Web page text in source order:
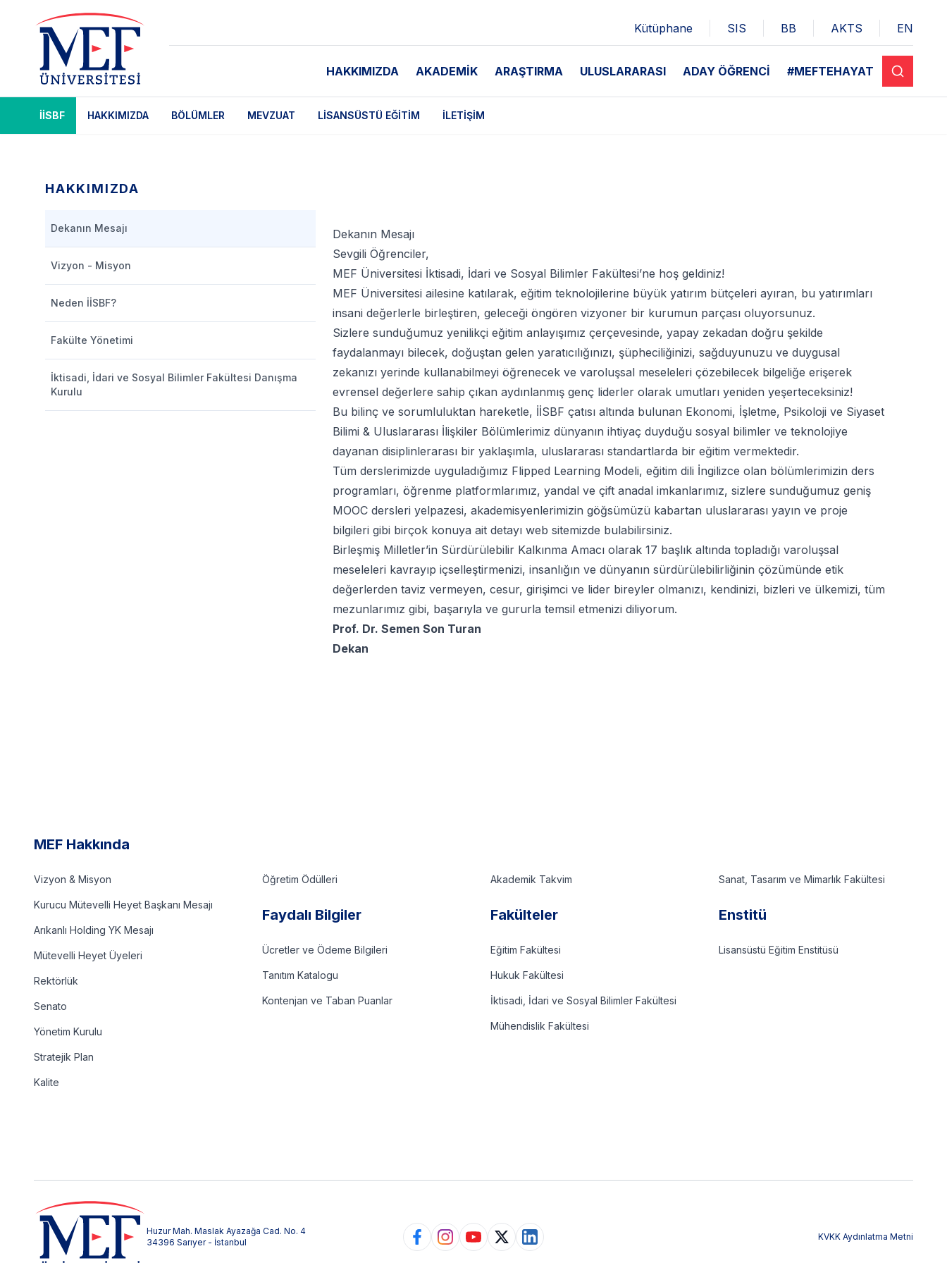
Kütüphane SIS BB AKTS EN
HAKKIMIZDA AKADEMİK ARAŞTIRMA ULUSLARARASI ADAY ÖĞRENCİ #MEFTEHAYAT
İİSBF HAKKIMIZDA BÖLÜMLER MEVZUAT LISANSÜSTÜ EĞITIM İLETIŞIM
HAKKIMIZDA
Dekanın Mesajı
Vizyon - Misyon
Neden İİSBF?
Fakülte Yönetimi
İktisadi, İdari ve Sosyal Bilimler Fakültesi Danışma
Kurulu
Dekanın Mesajı
Sevgili Öğrenciler,
MEF Üniversitesi İktisadi, İdari ve Sosyal Bilimler Fakültesi’ne hoş geldiniz!
MEF Üniversitesi ailesine katılarak, eğitim teknolojilerine büyük yatırım bütçeleri ayıran, bu yatırımları
insani değerlerle birleştiren, geleceği öngören vizyoner bir kurumun parçası oluyorsunuz.
Sizlere sunduğumuz yenilikçi eğitim anlayışımız çerçevesinde, yapay zekadan doğru şekilde
faydalanmayı bilecek, doğuştan gelen yaratıcılığınızı, şüpheciliğinizi, sağduyunuzu ve duygusal
zekanızı yerinde kullanabilmeyi öğrenecek ve varoluşsal meseleleri çözebilecek bilgeliğe erişerek
evrensel değerlere sahip çıkan aydınlanmış genç liderler olarak umutları yeniden yeşerteceksiniz!
Bu bilinç ve sorumluluktan hareketle, İİSBF çatısı altında bulunan Ekonomi, İşletme, Psikoloji ve Siyaset
Bilimi & Uluslararası İlişkiler Bölümlerimiz dünyanın ihtiyaç duyduğu sosyal bilimler ve teknolojiye
dayanan disiplinlerarası bir yaklaşımla, uluslararası standartlarda bir eğitim vermektedir.
Tüm derslerimizde uyguladığımız Flipped Learning Modeli, eğitim dili İngilizce olan bölümlerimizin ders
programları, öğrenme platformlarımız, yandal ve çift anadal imkanlarımız, sizlere sunduğumuz geniş
MOOC dersleri yelpazesi, akademisyenlerimizin göğsümüzü kabartan uluslararası yayın ve proje
bilgileri gibi birçok konuya ait detayı web sitemizde bulabilirsiniz.
Birleşmiş Milletler’in Sürdürülebilir Kalkınma Amacı olarak 17 başlık altında topladığı varoluşsal
meseleleri kavrayıp içselleştirmenizi, insanlığın ve dünyanın sürdürülebilirliğinin çözümünde etik
değerlerden taviz vermeyen, cesur, girişimci ve lider bireyler olmanızı, kendinizi, bizleri ve ülkemizi, tüm
mezunlarımız gibi, başarıyla ve gururla temsil etmenizi diliyorum.
Prof. Dr. Semen Son Turan
Dekan
MEF Hakkında
Vizyon & Misyon
Kurucu Mütevelli Heyet Başkanı Mesajı
Arıkanlı Holding YK Mesajı
Mütevelli Heyet Üyeleri
Rektörlük
Senato
Yönetim Kurulu
Stratejik Plan
Kalite
Öğretim Ödülleri
Faydalı Bilgiler
Ücretler ve Ödeme Bilgileri
Tanıtım Katalogu
Kontenjan ve Taban Puanlar
Akademik Takvim
Fakülteler
Eğitim Fakültesi
Hukuk Fakültesi
İktisadi, İdari ve Sosyal Bilimler Fakültesi
Mühendislik Fakültesi
Sanat, Tasarım ve Mimarlık Fakültesi
Enstitü
Lisansüstü Eğitim Enstitüsü
Huzur Mah. Maslak Ayazağa Cad. No. 4
34396 Sarıyer - İstanbul
KVKK Aydınlatma Metni